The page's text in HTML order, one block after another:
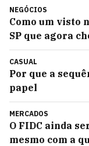
NEGÓCIOS
Como um visto
SP que agora
CASUAL
Por que a
papel
MERCADOS
O FIDC ainda
mesmo com a